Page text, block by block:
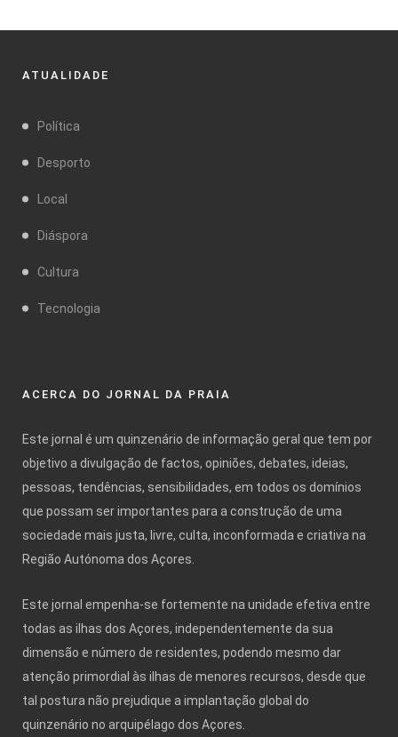
ATUALIDADE
Política
Desporto
Local
Diáspora
Cultura
Tecnologia
ACERCA DO JORNAL DA PRAIA
Este jornal é um quinzenário de informação geral que tem por
objetivo a divulgação de factos, opiniões, debates, ideias,
pessoas, tendências, sensibilidades, em todos os domínios
que possam ser importantes para a construção de uma
sociedade mais justa, livre, culta, inconformada e criativa na
Região Autónoma dos Açores.
Este jornal empenha-se fortemente na unidade efetiva entre
todas as ilhas dos Açores, independentemente da sua
dimensão e número de residentes, podendo mesmo dar
atenção primordial às ilhas de menores recursos, desde que
tal postura não prejudique a implantação global do
quinzenário no arquipélago dos Açores.